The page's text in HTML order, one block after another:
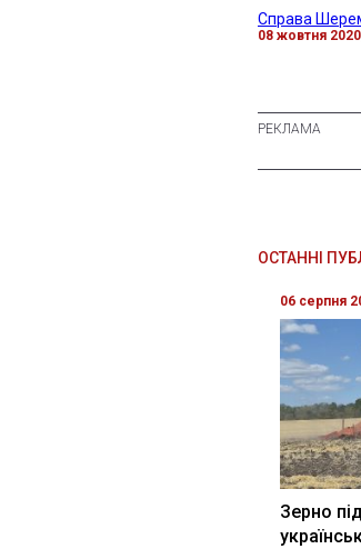
Справа
08 жовтня
ОСТАННІ
06 серпня
Зерно